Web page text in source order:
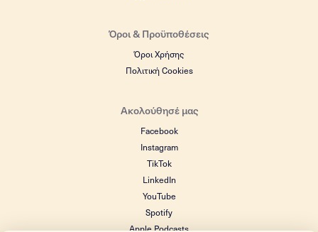
Όροι & Προϋποθέσεις
Όροι Χρήσης
Πολιτική Cookies
Ακολούθησέ μας
Facebook
Instagram
TikTok
LinkedIn
YouTube
Spotify
Apple Podcasts